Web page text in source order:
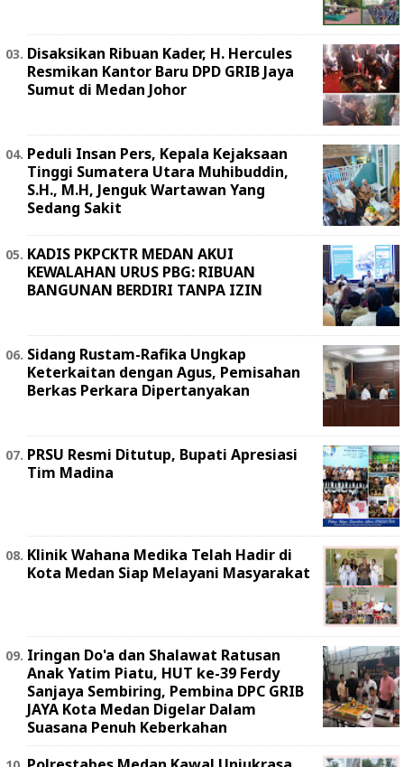
Disaksikan Ribuan Kader, H. Hercules
Resmikan Kantor Baru DPD GRIB Jaya
Sumut di Medan Johor
Peduli Insan Pers, Kepala Kejaksaan
Tinggi Sumatera Utara Muhibuddin,
S.H., M.H, Jenguk Wartawan Yang
Sedang Sakit
KADIS PKPCKTR MEDAN AKUI
KEWALAHAN URUS PBG: RIBUAN
BANGUNAN BERDIRI TANPA IZIN
Sidang Rustam-Rafika Ungkap
Keterkaitan dengan Agus, Pemisahan
Berkas Perkara Dipertanyakan
PRSU Resmi Ditutup, Bupati Apresiasi
Tim Madina
Klinik Wahana Medika Telah Hadir di
Kota Medan Siap Melayani Masyarakat
Iringan Do'a dan Shalawat Ratusan
Anak Yatim Piatu, HUT ke-39 Ferdy
Sanjaya Sembiring, Pembina DPC GRIB
JAYA Kota Medan Digelar Dalam
Suasana Penuh Keberkahan